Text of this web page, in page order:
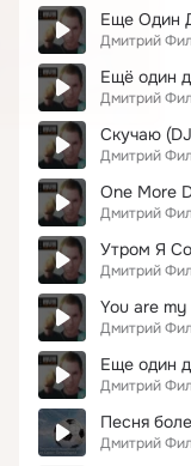
Еще Один
Дмитрий
Ещё один
Дмитрий
Скучаю
Дмитрий
One More
Дмитрий
Утром Я
Дмитрий
You are
Дмитрий
Еще один
Дмитрий
Песня
Дмитрий